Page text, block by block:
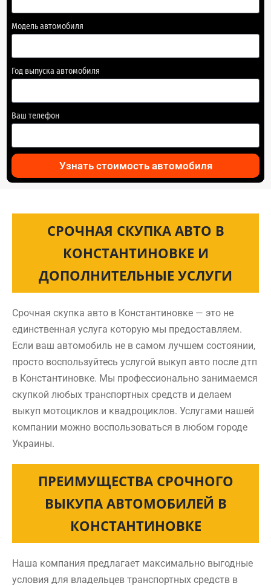
Модель автомобиля
Год выпуска автомобиля
Ваш телефон
Узнать стоимость автомобиля
СРОЧНАЯ СКУПКА АВТО В
КОНСТАНТИНОВКЕ И
ДОПОЛНИТЕЛЬНЫЕ УСЛУГИ
Срочная скупка авто в Константиновке — это не
единственная услуга которую мы предоставляем.
Если ваш автомобиль не в самом лучшем состоянии,
просто воспользуйтесь услугой выкуп авто после дтп
в Константиновке. Мы профессионально занимаемся
скупкой любых транспортных средств и делаем
выкуп мотоциклов и квадроциклов. Услугами нашей
компании можно воспользоваться в любом городе
Украины.
ПРЕИМУЩЕСТВА СРОЧНОГО
ВЫКУПА АВТОМОБИЛЕЙ В
КОНСТАНТИНОВКЕ
Наша компания предлагает максимально выгодные
условия для владельцев транспортных средств в